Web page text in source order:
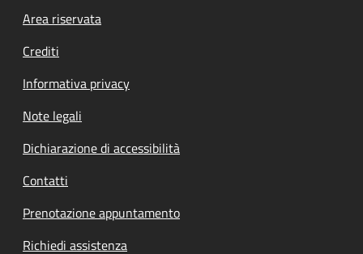
Footer menu
Area riservata
Crediti
Informativa privacy
Note legali
Dichiarazione di accessibilità
Contatti
Prenotazione appuntamento
Richiedi assistenza